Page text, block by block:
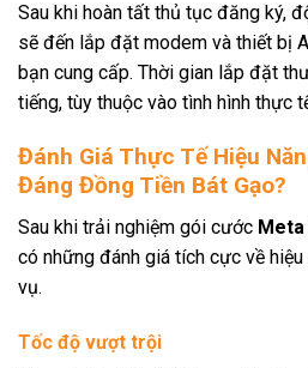
Sau khi hoàn tất thủ tục đăng ký,
sẽ đến lắp đặt modem và thiết bị
bạn cung cấp. Thời gian lắp đặt
tiếng, tùy thuộc vào tình hình thực
Đánh Giá Thực Tế Hiệu
Đáng Đồng Tiền Bát Gạo?
Sau khi trải nghiệm gói cước Meta
có những đánh giá tích cực về
vụ.
Tốc độ vượt trội